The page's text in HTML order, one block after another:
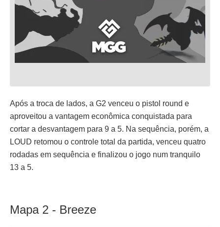
Após a troca de lados, a G2 venceu o pistol round e
aproveitou a vantagem econômica conquistada para
cortar a desvantagem para 9 a 5. Na sequência, porém, a
LOUD retomou o controle total da partida, venceu quatro
rodadas em sequência e finalizou o jogo num tranquilo
13 a 5.
Mapa 2 - Breeze